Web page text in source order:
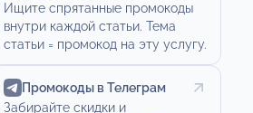
Ищите спрятанные промокоды
внутри каждой статьи. Тема
статьи = промокод на эту услугу.
Промокоды в Телеграм
Забирайте скидки и